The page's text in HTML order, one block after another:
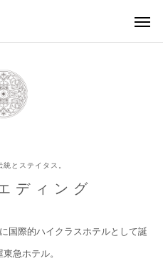
とステイタス。
デ ィ ン グ
国際的ハイクラスホテルとして誕
急ホテル。